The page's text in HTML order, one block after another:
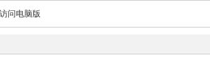
问电脑版